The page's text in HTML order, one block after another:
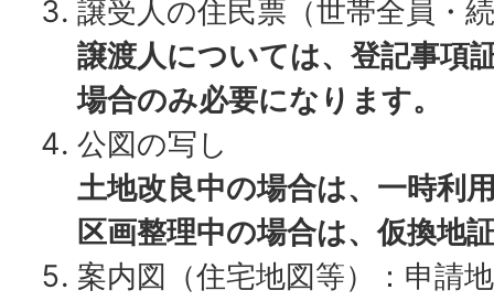
譲受人の住民票（世帯全員・
譲渡人については、登記事項
場合のみ必要になります。
公図の写し
土地改良中の場合は、一時利
区画整理中の場合は、仮換地
案内図（住宅地図等）：申請